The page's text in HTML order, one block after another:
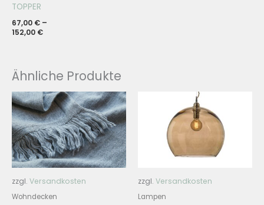
TOPPER
67,00 € –
152,00 €
Ähnliche Produkte
zzgl. Versandkosten
Wohndecken
zzgl. Versandkosten
Lampen